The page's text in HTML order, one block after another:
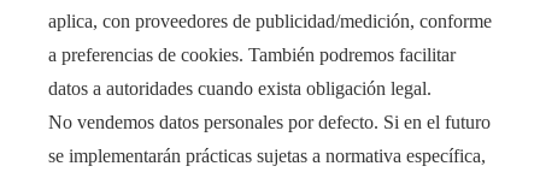
aplica, con proveedores de publicidad/medición, conforme
a preferencias de cookies. También podremos facilitar
datos a autoridades cuando exista obligación legal.
No vendemos datos personales por defecto. Si en el futuro
se implementarán prácticas sujetas a normativa específica,